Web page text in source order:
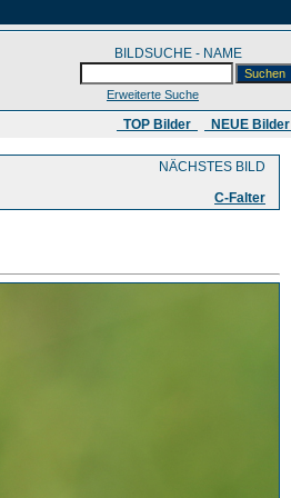
BILDSUCHE - NAME
Erweiterte Suche
​ TOP Bilder NEUE Bilder
NÄCHSTES BILD
C-Falter